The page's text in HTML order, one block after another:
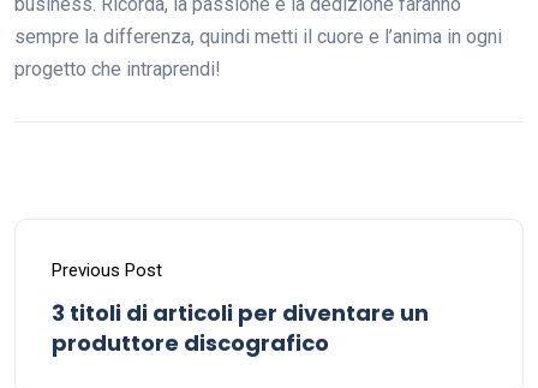
sempre la differenza, quindi metti il cuore e l’anima in ogni
progetto che intraprendi!
Previous Post
3 titoli di articoli per diventare un
produttore discografico